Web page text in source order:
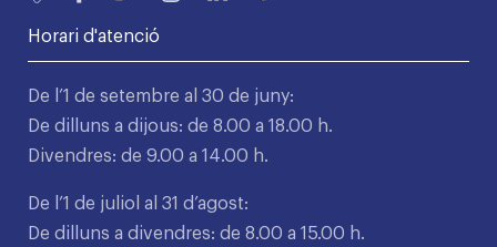
Horari d'atenció
De l’1 de setembre al 30 de juny:
De dilluns a dijous: de 8.00 a 18.00 h.
Divendres: de 9.00 a 14.00 h.
De l’1 de juliol al 31 d’agost:
De dilluns a divendres: de 8.00 a 15.00 h.